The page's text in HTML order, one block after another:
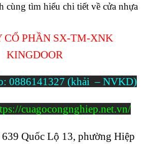
cùng tìm hiểu chi tiết về cửa nhựa
CỔ PHẦN SX-TM-XNK
KINGDOOR
0886141327 (khải – NVKD)
cuagocongnghiep.net.vn/
Quốc Lộ 13, phường Hiệp